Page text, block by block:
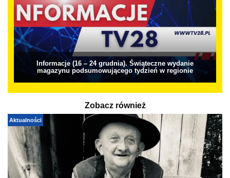
Informacje (16 – 24 grudnia). Świąteczne wydanie
magazynu podsumowującego tydzień w regionie
Zobacz również
Aktualności